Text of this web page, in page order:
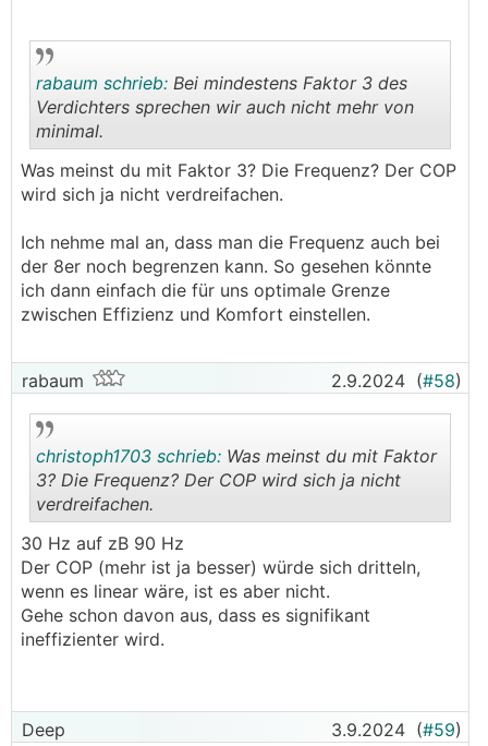
..
rabaum schrieb: Bei mindestens Faktor 3 des
Verdichters sprechen wir auch nicht mehr von
minimal.
Was meinst du mit Faktor 3? Die Frequenz? Der COP
wird sich ja nicht verdreifachen.
Ich nehme mal an, dass man die Frequenz auch bei
der 8er noch begrenzen kann. So gesehen könnte
ich dann einfach die für uns optimale Grenze
zwischen Effizienz und Komfort einstellen.
rabaum 2.9.2024 (#58)
christoph1703 schrieb: Was meinst du mit Faktor
3? Die Frequenz? Der COP wird sich ja nicht
verdreifachen.
30 Hz auf zB 90 Hz
Der COP (mehr ist ja besser) würde sich dritteln,
wenn es linear wäre, ist es aber nicht.
Gehe schon davon aus, dass es signifikant
ineffizienter wird.
Deep 3.9.2024 (#59)